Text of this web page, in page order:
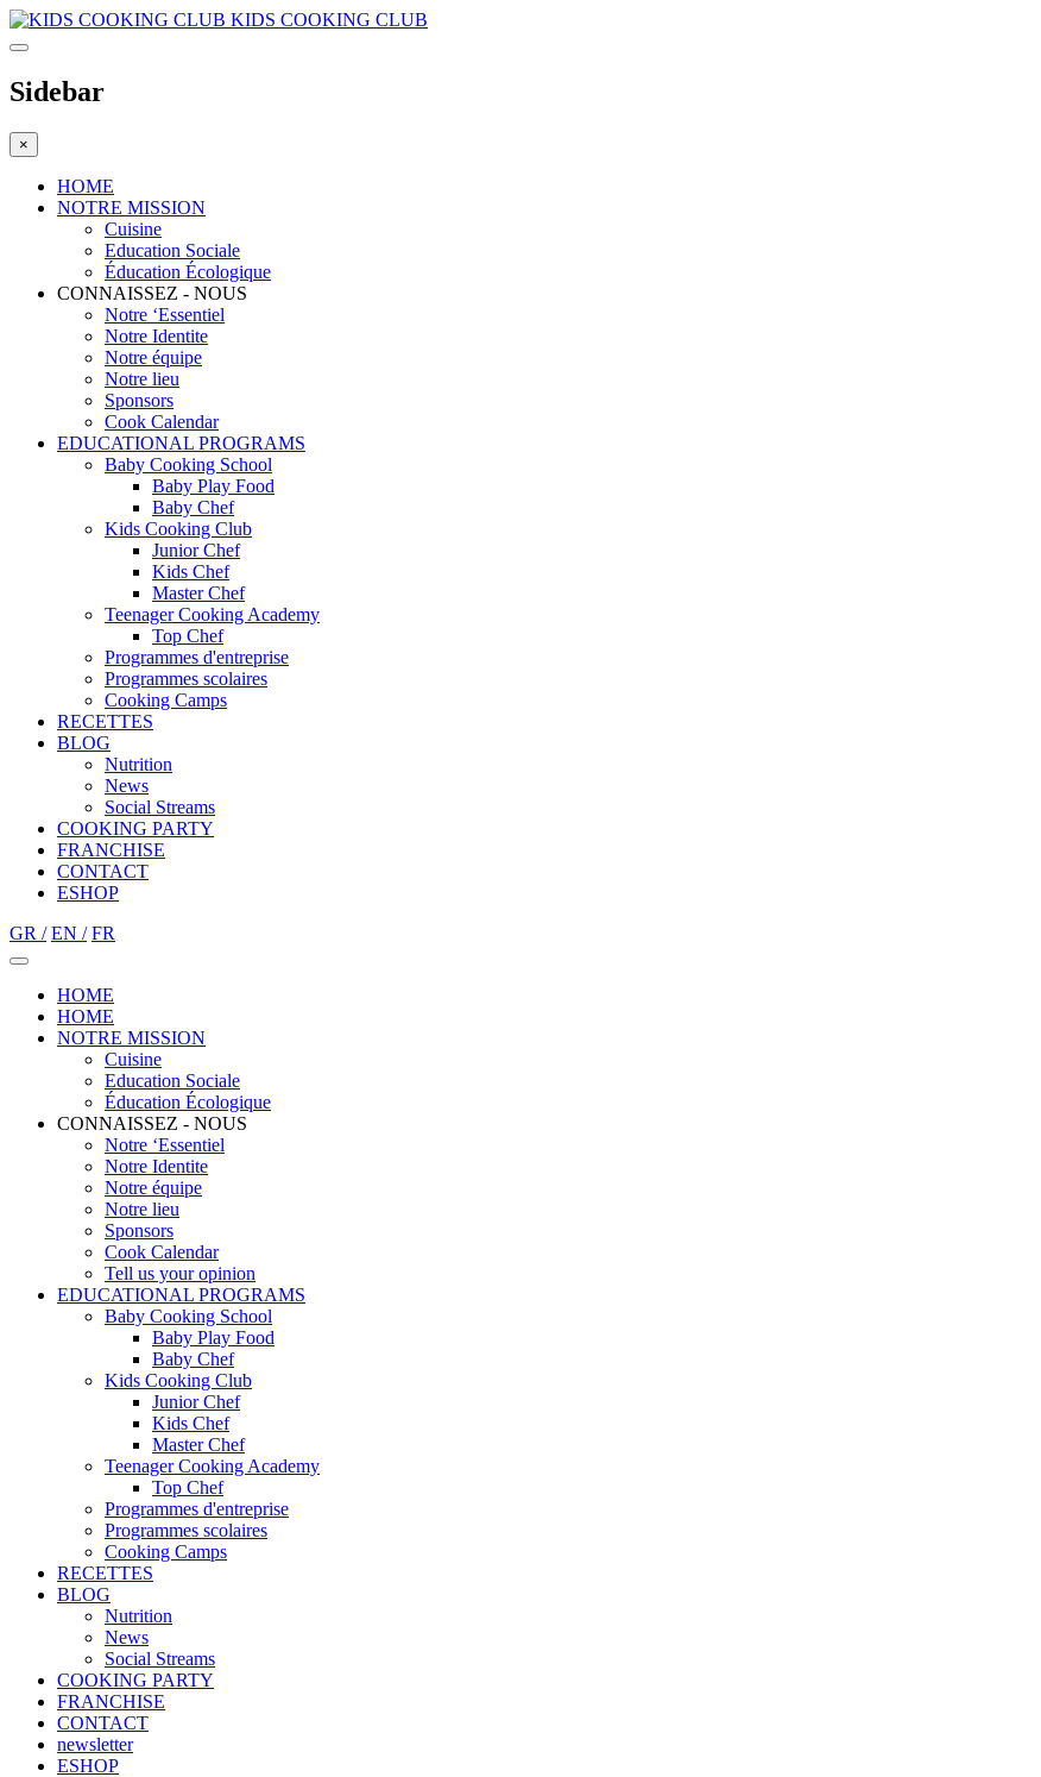
KIDS COOKING CLUB
Sidebar
×
HOME
NOTRE MISSION
Cuisine
Education Sociale
Éducation Écologique
CONNAISSEZ - NOUS
Notre ‘Essentiel
Notre Identite
Notre équipe
Notre lieu
Sponsors
Cook Calendar
EDUCATIONAL PROGRAMS
Baby Cooking School
Baby Play Food
Baby Chef
Kids Cooking Club
Junior Chef
Kids Chef
Master Chef
Teenager Cooking Academy
Top Chef
Programmes d'entreprise
Programmes scolaires
Cooking Camps
RECETTES
BLOG
Nutrition
Νews
Social Streams
COOKING PARTY
FRANCHISE
CONTACT
ESHOP
GR / EN / FR
HOME
HOME
NOTRE MISSION
Cuisine
Education Sociale
Éducation Écologique
CONNAISSEZ - NOUS
Notre ‘Essentiel
Notre Identite
Notre équipe
Notre lieu
Sponsors
Cook Calendar
Tell us your opinion
EDUCATIONAL PROGRAMS
Baby Cooking School
Baby Play Food
Baby Chef
Kids Cooking Club
Junior Chef
Kids Chef
Master Chef
Teenager Cooking Academy
Top Chef
Programmes d'entreprise
Programmes scolaires
Cooking Camps
RECETTES
BLOG
Nutrition
Νews
Social Streams
COOKING PARTY
FRANCHISE
CONTACT
newsletter
ESHOP